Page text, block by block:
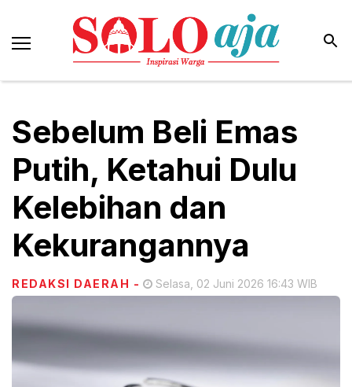
Sebelum Beli Emas
Putih, Ketahui Dulu
Kelebihan dan
Kekurangannya
REDAKSI DAERAH - Selasa, 02 Juni 2026 16:43 WIB